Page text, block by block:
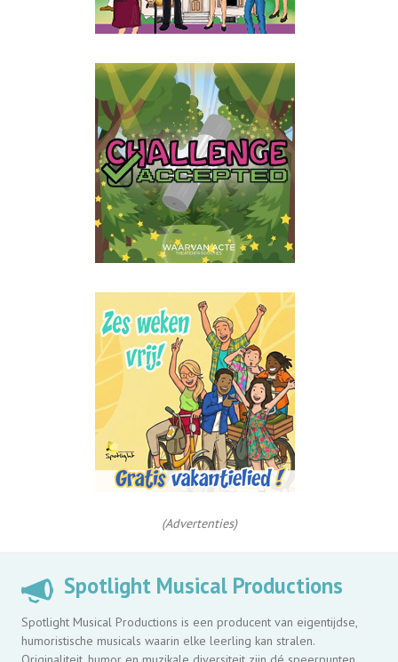
(Advertenties)
Spotlight Musical Productions
Spotlight Musical Productions is een producent van eigentijdse,
humoristische musicals waarin elke leerling kan stralen.